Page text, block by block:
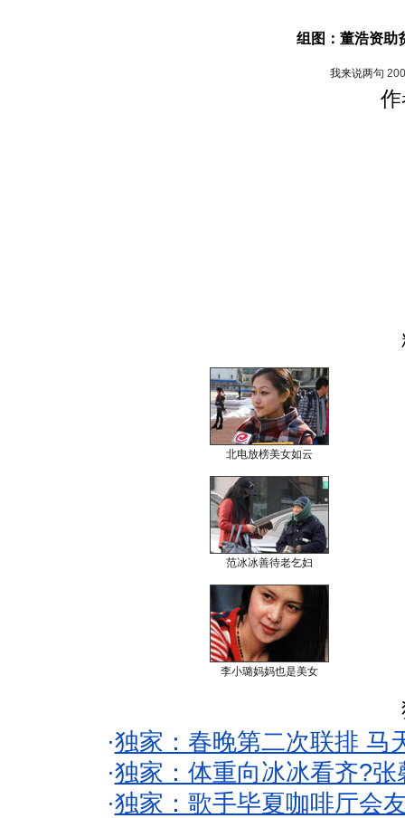
组图：董浩资助
我来说两句
北电放榜美女如云
范冰冰善待老乞妇
李小璐妈妈也是美女
·独家：春晚第二次联排 马
·独家：体重向冰冰看齐?
·独家：歌手毕夏咖啡厅会